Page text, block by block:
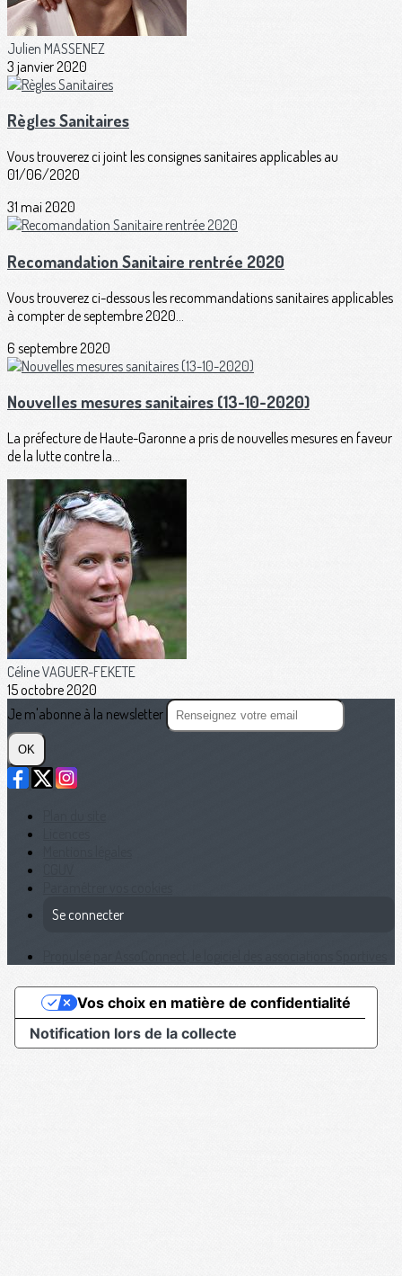
Julien MASSENEZ
3 janvier 2020
Règles Sanitaires
Vous trouverez ci joint les consignes sanitaires applicables au
01/06/2020
31 mai 2020
Recomandation Sanitaire rentrée 2020
Vous trouverez ci-dessous les recommandations sanitaires applicables
à compter de septembre 2020...
6 septembre 2020
Nouvelles mesures sanitaires (13-10-2020)
La préfecture de Haute-Garonne a pris de nouvelles mesures en faveur
de la lutte contre la...
Céline VAGUER-FEKETE
15 octobre 2020
Je m'abonne à la newsletter
OK
Se connecter
Notification lors de la collecte
Vos choix en matière de confidentialité